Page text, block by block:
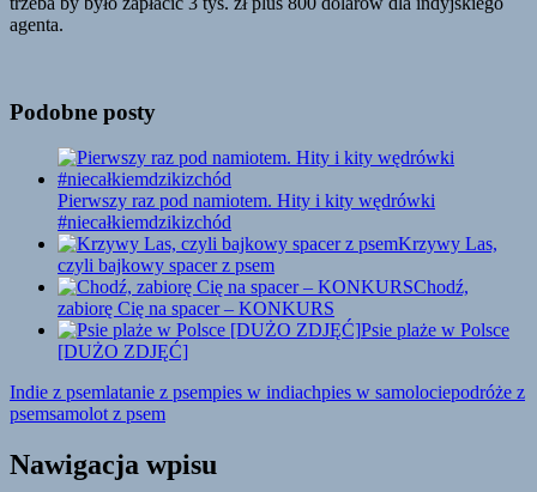
agenta.
Podobne posty
Pierwszy raz pod namiotem. Hity i kity wędrówki
#niecałkiemdzikizchód
Krzywy Las,
czyli bajkowy spacer z psem
Chodź,
zabiorę Cię na spacer – KONKURS
Psie plaże w Polsce
[DUŻO ZDJĘĆ]
Indie z psemlatanie z psempies w indiachpies w samolociepodróże z
psemsamolot z psem
Nawigacja wpisu